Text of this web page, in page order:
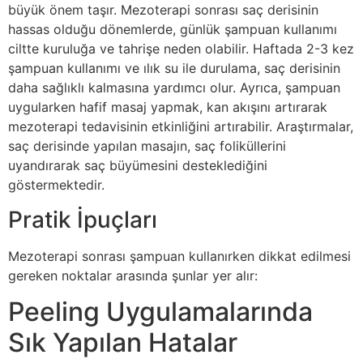
büyük önem taşır. Mezoterapi sonrası saç derisinin
hassas olduğu dönemlerde, günlük şampuan kullanımı
ciltte kuruluğa ve tahrişe neden olabilir. Haftada 2-3 kez
şampuan kullanımı ve ılık su ile durulama, saç derisinin
daha sağlıklı kalmasına yardımcı olur. Ayrıca, şampuan
uygularken hafif masaj yapmak, kan akışını artırarak
mezoterapi tedavisinin etkinliğini artırabilir. Araştırmalar,
saç derisinde yapılan masajın, saç foliküllerini
uyandırarak saç büyümesini desteklediğini
göstermektedir.
Pratik İpuçları
Mezoterapi sonrası şampuan kullanırken dikkat edilmesi
gereken noktalar arasında şunlar yer alır:
Peeling Uygulamalarında
Sık Yapılan Hatalar